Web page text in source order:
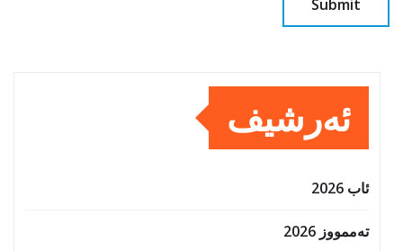
ئەرشیف
ئاب 2026
تەممووز 2026